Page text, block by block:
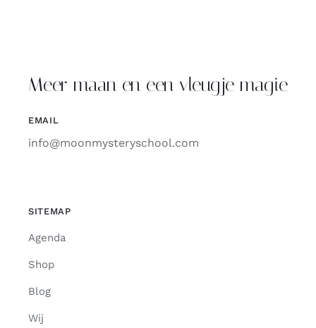
Meer maan en een vleugje magie
EMAIL
info@moonmysteryschool.com
SITEMAP
Agenda
Shop
Blog
Wij